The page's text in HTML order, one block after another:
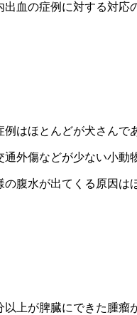
出血の症例に対する対応
例はほとんどが犬さんで
通外傷などが少ない小動
の腹水が出てくる原因は
以上が脾臓にできた腫瘤